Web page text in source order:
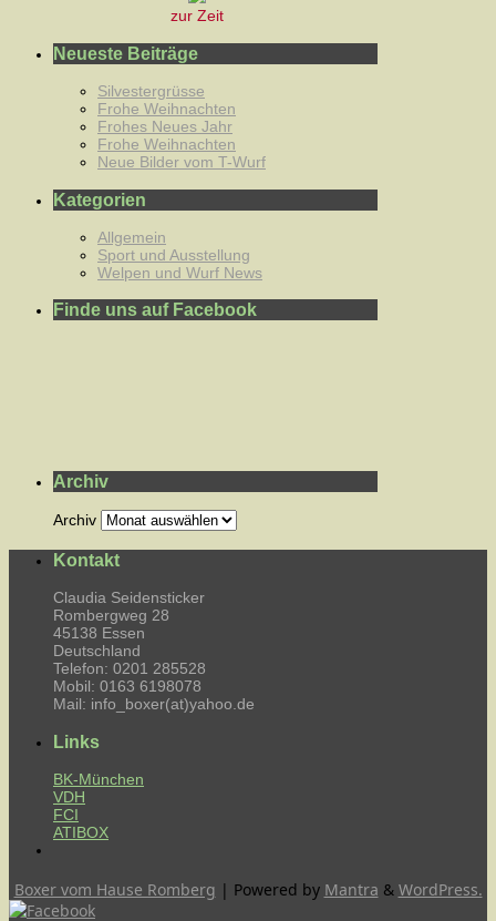
zur Zeit
Neueste Beiträge
Silvestergrüsse
Frohe Weihnachten
Frohes Neues Jahr
Frohe Weihnachten
Neue Bilder vom T-Wurf
Kategorien
Allgemein
Sport und Ausstellung
Welpen und Wurf News
Finde uns auf Facebook
Archiv
Archiv
Kontakt
Claudia Seidensticker
Rombergweg 28
45138 Essen
Deutschland
Telefon: 0201 285528
Mobil: 0163 6198078
Mail: info_boxer(at)yahoo.de
Links
BK-München
VDH
FCI
ATIBOX
Boxer vom Hause Romberg | Powered by Mantra & WordPress.